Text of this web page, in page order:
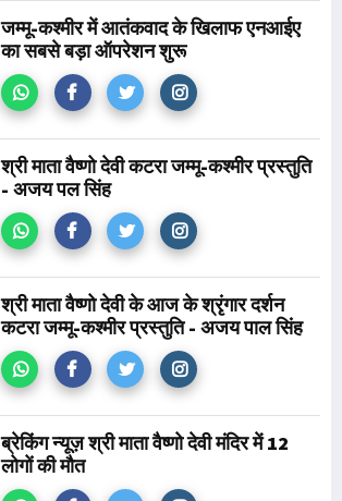
जम्मू-कश्मीर में आतंकवाद के खिलाफ एनआईए
का सबसे बड़ा ऑपरेशन शुरू
श्री माता वैष्णो देवी कटरा जम्मू-कश्मीर प्रस्तुति
- अजय पल सिंह
श्री माता वैष्णो देवी के आज के श्रृंगार दर्शन
कटरा जम्मू-कश्मीर प्रस्तुति - अजय पाल सिंह
ब्रेकिंग न्यूज़ श्री माता वैष्णो देवी मंदिर में 12
लोगों की मौत